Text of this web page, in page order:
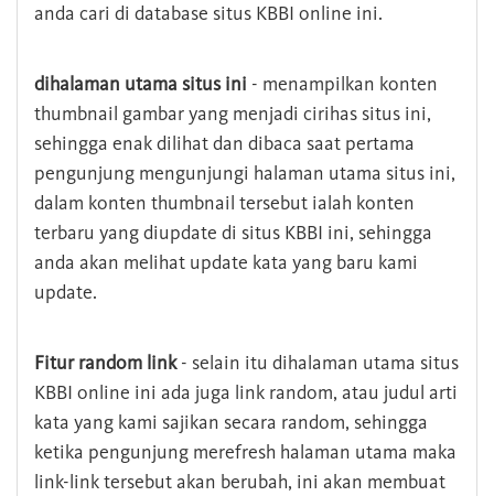
anda cari di database situs KBBI online ini.
dihalaman utama situs ini - menampilkan konten
thumbnail gambar yang menjadi cirihas situs ini,
sehingga enak dilihat dan dibaca saat pertama
pengunjung mengunjungi halaman utama situs ini,
dalam konten thumbnail tersebut ialah konten
terbaru yang diupdate di situs KBBI ini, sehingga
anda akan melihat update kata yang baru kami
update.
Fitur random link- selain itu dihalaman utama situs
KBBI online ini ada juga link random, atau judul arti
kata yang kami sajikan secara random, sehingga
ketika pengunjung merefresh halaman utama maka
link-link tersebut akan berubah, ini akan membuat